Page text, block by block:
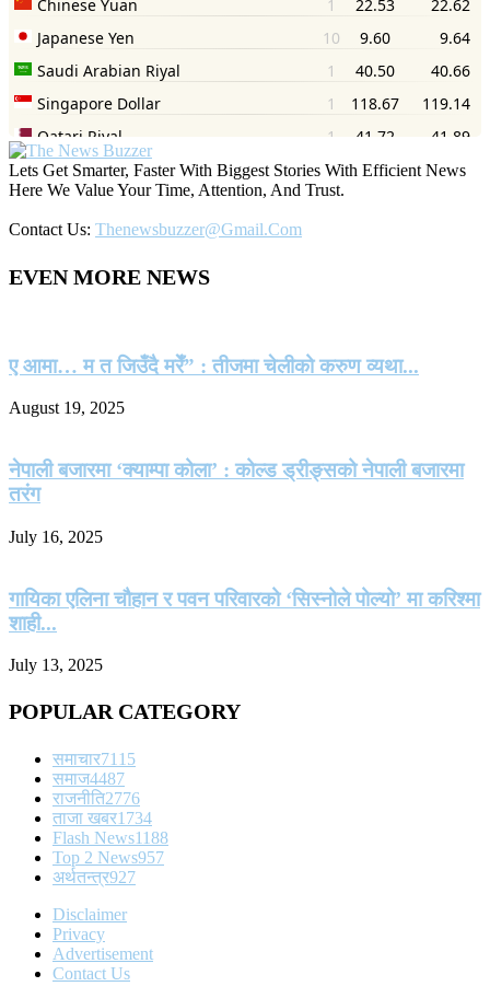
Lets Get Smarter, Faster With Biggest Stories With Efficient News
Here We Value Your Time, Attention, And Trust.
Contact Us: Thenewsbuzzer@gmail.com
EVEN MORE NEWS
ए आमा… म त जिउँदै मरेँ” : तीजमा चेलीको करुण व्यथा...
August 19, 2025
नेपाली बजारमा ‘क्याम्पा कोला’ : कोल्ड ड्रीङ्सको नेपाली बजारमा
तरंग
July 16, 2025
गायिका एलिना चौहान र पवन परिवारको ‘सिस्नोले पोल्यो’ मा करिश्मा
शाही...
July 13, 2025
POPULAR CATEGORY
समाचार7115
समाज4487
राजनीति2776
ताजा खबर1734
Flash News1188
Top 2 News957
अर्थतन्त्र927
Disclaimer
Privacy
Advertisement
Contact Us